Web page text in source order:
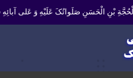
بْنِ الْحَسَنِ صَلَواتُکَ عَلَیْهِ وَ عَلى